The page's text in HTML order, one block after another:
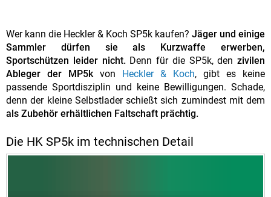
Wer kann die Heckler & Koch SP5k kaufen? Jäger und einige
Sammler dürfen sie als Kurzwaffe erwerben,
Sportschützen leider nicht.Denn für die SP5k, den zivilen
Ableger der MP5kvon Heckler & Koch, gibt es keine
passende Sportdisziplin und keine Bewilligungen. Schade,
denn der kleine Selbstlader schießt sich zumindest mit dem
als Zubehör erhältlichen Faltschaft prächtig.
Die HK SP5k im technischen Detail